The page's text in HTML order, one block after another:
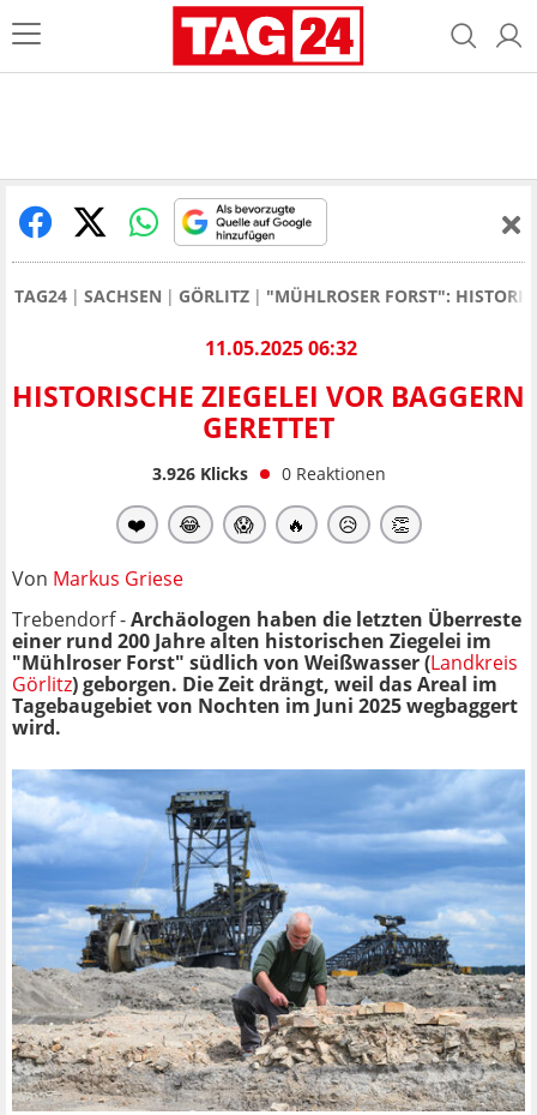
TAG24 SACHSEN GÖRLITZ "MÜHLROSER FORST":
11.05.2025 06:32
HISTORISCHE ZIEGELEI VOR BAGGERN
GERETTET
3.926Klicks 0 Reaktionen
❤️ 😂 😱 🔥 😥 👏
Von Markus Griese
Trebendorf -Archäologen haben die letzten Überreste
einer rund 200 Jahre alten historischen Ziegelei im
"Mühlroser Forst" südlich von Weißwasser (Landkreis
Görlitz) geborgen. Die Zeit drängt, weil das Areal im
Tagebaugebiet von Nochten im Juni 2025 wegbaggert
wird.